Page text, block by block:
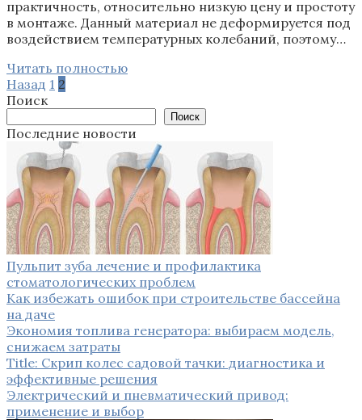
практичность, относительно низкую цену и простоту
в монтаже. Данный материал не деформируется под
воздействием температурных колебаний, поэтому…
Читать полностью
Пагинация
записей
Назад 1 2
Поиск
Поиск
Последние новости
Пульпит зуба лечение и профилактика
стоматологических проблем
Как избежать ошибок при строительстве бассейна
на даче
Экономия топлива генератора: выбираем модель,
снижаем затраты
Title: Скрип колес садовой тачки: диагностика и
эффективные решения
Электрический и пневматический привод:
применение и выбор